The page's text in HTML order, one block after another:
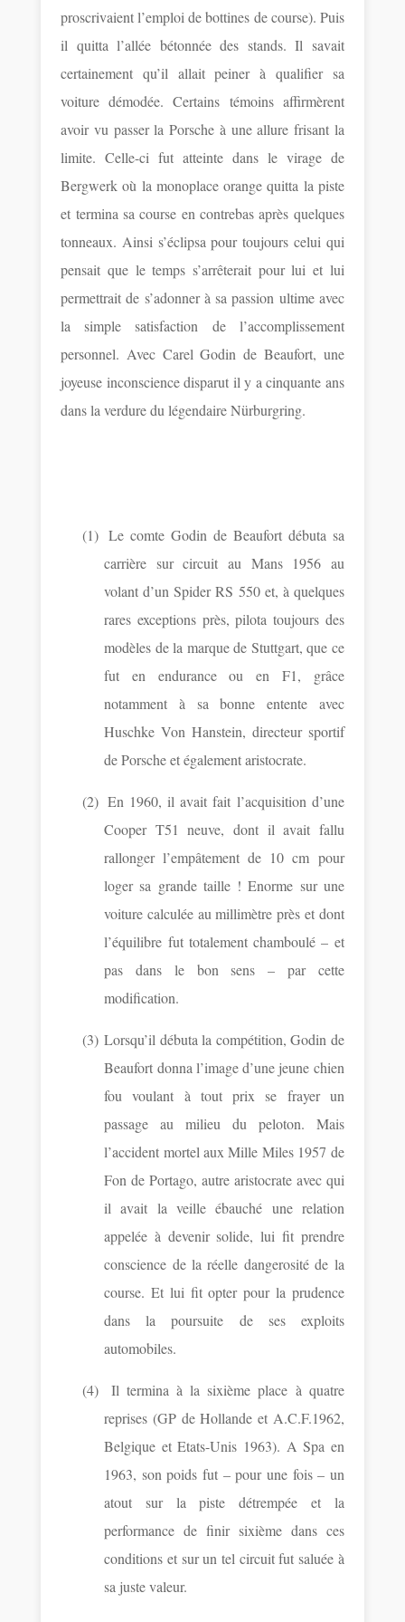
proscrivaient l’emploi de bottines de course). Puis
il quitta l’allée bétonnée des stands. Il savait
certainement qu’il allait peiner à qualifier sa
voiture démodée. Certains témoins affirmèrent
avoir vu passer la Porsche à une allure frisant la
limite. Celle-ci fut atteinte dans le virage de
Bergwerk où la monoplace orange quitta la piste
et termina sa course en contrebas après quelques
tonneaux. Ainsi s’éclipsa pour toujours celui qui
pensait que le temps s’arrêterait pour lui et lui
permettrait de s’adonner à sa passion ultime avec
la simple satisfaction de l’accomplissement
personnel. Avec Carel Godin de Beaufort, une
joyeuse inconscience disparut il y a cinquante ans
dans la verdure du légendaire Nürburgring.
(1) Le comte Godin de Beaufort débuta sa
carrière sur circuit au Mans 1956 au
volant d’un Spider RS 550 et, à quelques
rares exceptions près, pilota toujours des
modèles de la marque de Stuttgart, que ce
fut en endurance ou en F1, grâce
notamment à sa bonne entente avec
Huschke Von Hanstein, directeur sportif
de Porsche et également aristocrate.
(2) En 1960, il avait fait l’acquisition d’une
Cooper T51 neuve, dont il avait fallu
rallonger l’empâtement de 10 cm pour
loger sa grande taille ! Enorme sur une
voiture calculée au millimètre près et dont
l’équilibre fut totalement chamboulé – et
pas dans le bon sens – par cette
modification.
(3) Lorsqu’il débuta la compétition, Godin de
Beaufort donna l’image d’une jeune chien
fou voulant à tout prix se frayer un
passage au milieu du peloton. Mais
l’accident mortel aux Mille Miles 1957 de
Fon de Portago, autre aristocrate avec qui
il avait la veille ébauché une relation
appelée à devenir solide, lui fit prendre
conscience de la réelle dangerosité de la
course. Et lui fit opter pour la prudence
dans la poursuite de ses exploits
automobiles.
(4)
Il termina à la sixième place à quatre
reprises (GP de Hollande et A.C.F.1962,
Belgique et Etats-Unis 1963). A Spa en
1963, son poids fut – pour une fois – un
atout sur la piste détrempée et la
performance de finir sixième dans ces
conditions et sur un tel circuit fut saluée à
sa juste valeur.